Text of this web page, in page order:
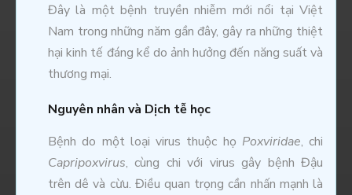
Đây là một bệnh truyền nhiễm mới nổi tại Việt
Nam trong những năm gần đây, gây ra những thiệt
hại kinh tế đáng kể do ảnh hưởng đến năng suất và
thương mại.
Nguyên nhân và Dịch tễ học
Bệnh do một loại virus thuộc họ Poxviridae, chi
Capripoxvirus, cùng chi với virus gây bệnh Đậu
trên dê và cừu. Điều quan trọng cần nhấn mạnh là